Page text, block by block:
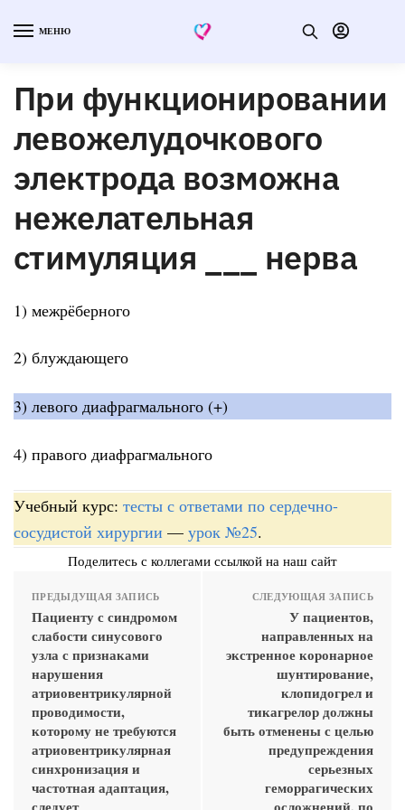
МЕНЮ
При функционировании
левожелудочкового
электрода возможна
нежелательная
стимуляция ___ нерва
1) межрёберного
2) блуждающего
3) левого диафрагмального (+)
4) правого диафрагмального
Учебный курс: тесты с ответами по сердечно-
сосудистой хирургии — урок №25.
Поделитесь с коллегами ссылкой на наш сайт
ПРЕДЫДУЩАЯ ЗАПИСЬ
Пациенту с синдромом
слабости синусового
узла с признаками
нарушения
атриовентрикулярной
проводимости,
которому не требуются
атриовентрикулярная
синхронизация и
частотная адаптация,
СЛЕДУЮЩАЯ ЗАПИСЬ
У пациентов,
направленных на
экстренное коронарное
шунтирование,
клопидогрел и
тикагрелор должны
быть отменены с целью
предупреждения
серьезных
геморрагических